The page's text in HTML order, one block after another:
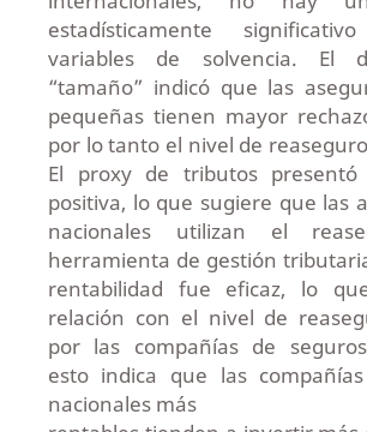
estadísticamente
variables de solvencia. El
“tamaño” indicó que las
pequeñas tienen mayor
por lo tanto el nivel de
El proxy de tributos presentó
positiva, lo que sugiere que las
nacionales utilizan el
herramienta de gestión
rentabilidad fue eficaz, lo
relación con el nivel de
por las compañías de
esto indica que las
nacionales más